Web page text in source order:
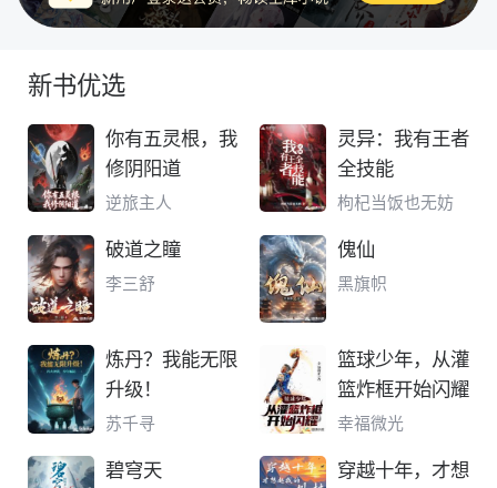
新书优选
你有五灵根，我
修阴阳道
逆旅主人
灵异：我有王者
全技能
枸杞当饭也无妨
破道之瞳
李三舒
傀仙
黑旗帜
炼丹？我能无限
升级！
苏千寻
篮球少年，从灌
篮炸框开始闪耀
幸福微光
碧穹天
穿越十年，才想